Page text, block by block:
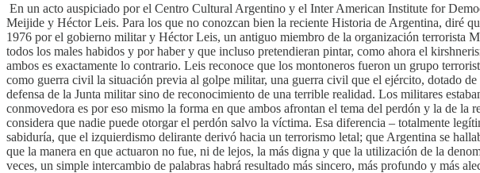
En un acto auspiciado por el Centro Cultural Argentino y el Inter American Institute for
Meijide y Héctor Leis. Para los que no conozcan bien la reciente Historia de Argentina, diré
1976 por el gobierno militar y Héctor Leis, un antiguo miembro de la organización terrorista
todos los males habidos y por haber y que incluso pretendieran pintar, como ahora el
ambos es exactamente lo contrario. Leis reconoce que los montoneros fueron un grupo
como guerra civil la situación previa al golpe militar, una guerra civil que el ejército, dotado
defensa de la Junta militar sino de reconocimiento de una terrible realidad. Los militares
conmovedora es por eso mismo la forma en que ambos afrontan el tema del perdón y la de
considera que nadie puede otorgar el perdón salvo la víctima. Esa diferencia – totalmente
sabiduría, que el izquierdismo delirante derivó hacia un terrorismo letal; que Argentina se
que la manera en que actuaron no fue, ni de lejos, la más digna y que la utilización de la
veces, un simple intercambio de palabras habrá resultado más sincero, más profundo y más